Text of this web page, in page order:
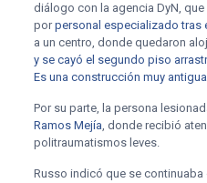
diálogo con la agencia DyN,
porpersonal especializado tras
a un centro, donde quedaron
y se cayó el segundo piso
Es una construcción muy antigua
Por su parte, la persona
Ramos Mejía, donde recibió
politraumatismos leves.
Russo indicó que se